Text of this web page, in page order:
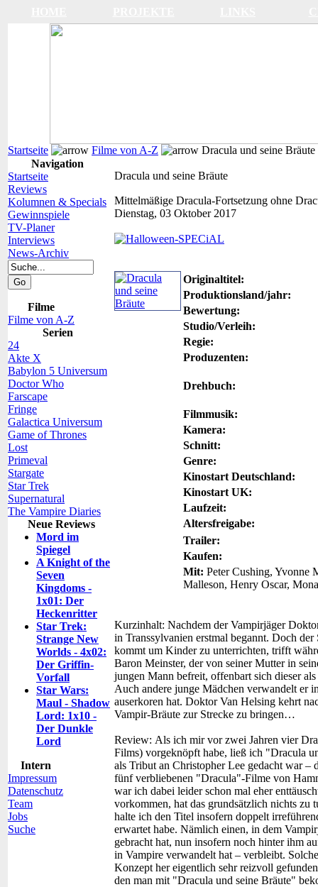
Startseite Filme von A-Z
Dracula und seine Bräute
Navigation
Startseite
Reviews
Kolumnen & Specials
Gewinnspiele
TV-Planer
Interviews
News-Archiv
Filme
Filme von A-Z
Serien
24
Akte X
Babylon 5 Universum
Doctor Who
Farscape
Fringe
Galactica Universum
Game of Thrones
Lost
Primeval
Stargate
Star Trek
Supernatural
The Vampire Diaries
Neue Reviews
Mord im
Spiegel
A Knight of the
Seven
Kingdoms -
1x01: Der
Heckenritter
Star Trek:
Strange New
Worlds - 4x02:
Der Griffin-
Vorfall
Star Wars:
Maul - Shadow
Lord: 1x10 -
Der Dunkle
Lord
Intern
Impressum
Datenschutz
Team
Jobs
Suche
Dracula und seine Bräute
Mittelmäßige Dracula-Fortsetzung ohne
Dienstag, 03 Oktober 2017
Originaltitel:
Produktionsland/jahr:
Bewertung:
Studio/Verleih:
Regie:
Produzenten:
Drehbuch:
Filmmusik:
Kamera:
Schnitt:
Genre:
Kinostart Deutschland:
Kinostart UK:
Laufzeit:
Altersfreigabe:
Trailer:
Kaufen:
Mit: Peter Cushing, Yvonne
Malleson, Henry Oscar,
Kurzinhalt: Nachdem der Vampirjäger
in Transsylvanien erstmal begannt. Doch
kommt um Kinder zu unterrichten, trifft
Baron Meinster, der von seiner Mutter in
jungen Mann befreit, offenbart sich dieser
Auch andere junge Mädchen verwandelt er
auserkoren hat. Doktor Van Helsing kehrt
Vampir-Bräute zur Strecke zu bringen…
Review: Als ich mir vor zwei Jahren vier
Films) vorgeknöpft habe, ließ ich "Dracula
als Tribut an Christopher Lee gedacht war –
fünf verbliebenen "Dracula"-Filme von
war ich dabei leider schon mal eher
vorkommen, hat das grundsätzlich nichts zu
halte ich den Titel insofern doppelt
erwartet habe. Nämlich einen, in dem
gebracht hat, nun insofern noch hinter ihm
in Vampire verwandelt hat – verbleibt.
Konzept her eigentlich sehr reizvoll
den man mit "Dracula und seine Bräute"